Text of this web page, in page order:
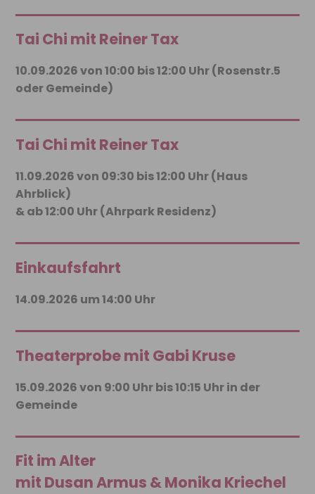
Tai Chi mit Reiner Tax
10.09.2026 von 10:00 bis 12:00 Uhr (Rosenstr.5
oder Gemeinde)
Tai Chi mit Reiner Tax
11.09.2026 von 09:30 bis 12:00 Uhr (Haus
Ahrblick)
& ab 12:00 Uhr (Ahrpark Residenz)
Einkaufsfahrt
14.09.2026 um 14:00 Uhr
Theaterprobe mit Gabi Kruse
15.09.2026 von 9:00 Uhr bis 10:15 Uhr in der
Gemeinde
Fit im Alter
mit Dusan Armus & Monika Kriechel